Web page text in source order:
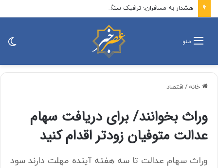
هشدار به مسافران؛ ترافیک سنگین در این جاده شمالی
منو
خانه / اقتصاد
وراث بخوانند/ برای دریافت سهام
عدالت متوفیان زودتر اقدام کنید
وراث سهام عدالت تا سه هفته آینده مهلت دارند سود